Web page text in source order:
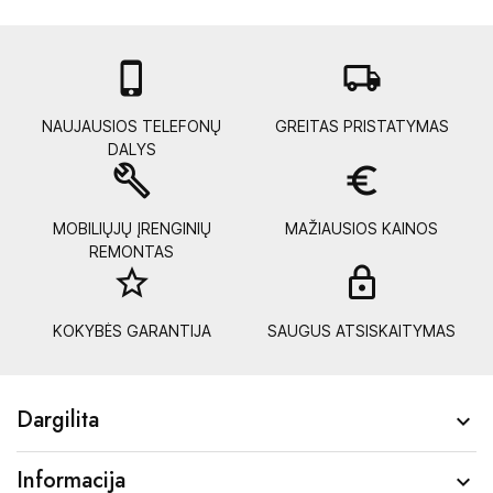

NAUJAUSIOS TELEFONŲ
DALYS
local_shipping
GREITAS PRISTATYMAS
build
MOBILIŲJŲ ĮRENGINIŲ
REMONTAS
euro_symbol
MAŽIAUSIOS KAINOS
star_border
KOKYBĖS GARANTIJA SAUGUS ATSISKAITYMAS
Dargilita 
Informacija 